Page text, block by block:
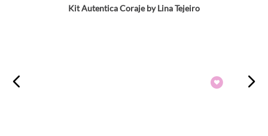
Kit Autentica Coraje by Lina Tejeiro